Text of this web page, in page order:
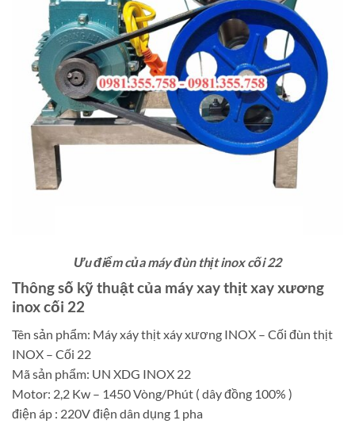
Ưu điểm của máy đùn thịt inox cối 22
Thông số kỹ thuật của máy xay thịt xay xương
inox cối 22
Tên sản phẩm: Máy xáy thịt xáy xương INOX – Cối đùn thịt
INOX – Cối 22
Mã sản phẩm: UN XDG INOX 22
Motor: 2,2 Kw – 1450 Vòng/Phút ( dây đồng 100% )
điện áp : 220V điện dân dụng 1 pha